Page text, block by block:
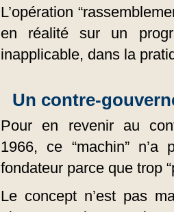
L’opération
en réalité sur un
inapplicable, dans la
Un contre-
Pour en revenir au
1966, ce “machin”
fondateur parce que trop
Le concept n’est pas